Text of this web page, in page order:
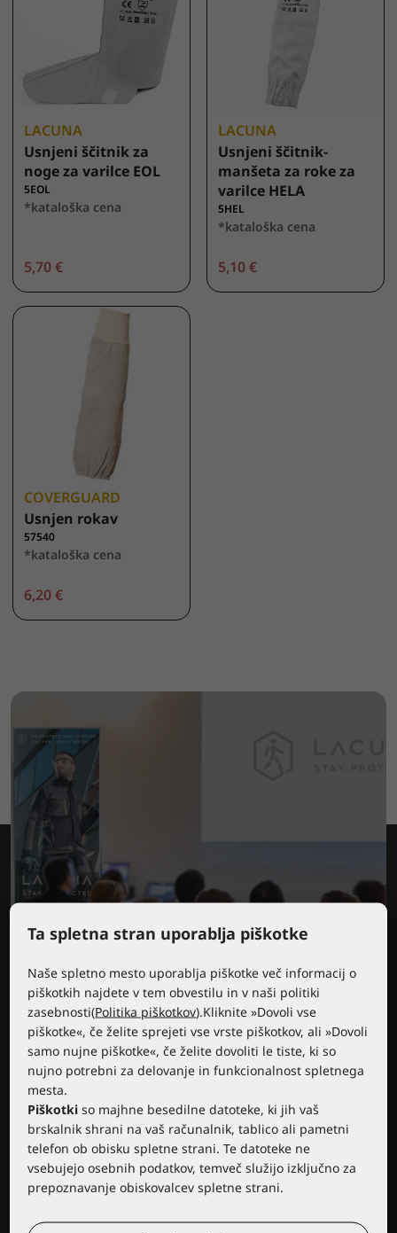
LACUNA
Usnjeni ščitnik za
noge za varilce EOL
5EOL
*kataloška cena
5,70 €
LACUNA
Usnjeni ščitnik-
manšeta za roke za
varilce HELA
5HEL
*kataloška cena
5,10 €
COVERGUARD
Usnjen rokav
57540
*kataloška cena
6,20 €
Izobraževalni center Lacuna
Ta spletna stran uporablja piškotke
Naše spletno mesto uporablja piškotke več informacij o
piškotkih najdete v tem obvestilu in v naši politiki
zasebnosti(Politika piškotkov).Kliknite »Dovoli vse
piškotke«, če želite sprejeti vse vrste piškotkov, ali »Dovoli
samo nujne piškotke«, če želite dovoliti le tiste, ki so
nujno potrebni za delovanje in funkcionalnost spletnega
mesta.
Piškotki so majhne besedilne datoteke, ki jih vaš
brskalnik shrani na vaš računalnik, tablico ali pametni
telefon ob obisku spletne strani. Te datoteke ne
vsebujejo osebnih podatkov, temveč služijo izključno za
prepoznavanje obiskovalcev spletne strani.